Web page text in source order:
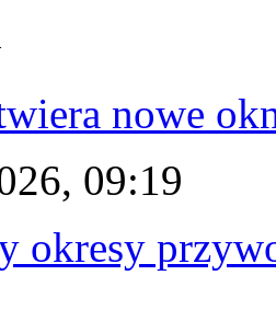
nowe
09:19
okresy